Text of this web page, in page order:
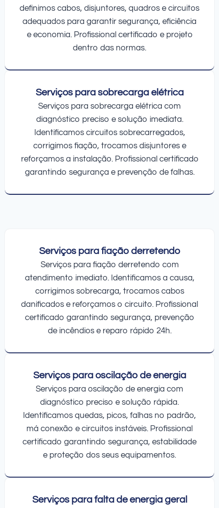
definimos cabos, disjuntores, quadros e circuitos
adequados para garantir segurança, eficiência
e economia. Profissional certificado e projeto
dentro das normas.
Serviços para sobrecarga elétrica
Serviços para sobrecarga elétrica com
diagnóstico preciso e solução imediata.
Identificamos circuitos sobrecarregados,
corrigimos fiação, trocamos disjuntores e
reforçamos a instalação. Profissional certificado
garantindo segurança e prevenção de falhas.
Serviços para fiação derretendo
Serviços para fiação derretendo com
atendimento imediato. Identificamos a causa,
corrigimos sobrecarga, trocamos cabos
danificados e reforçamos o circuito. Profissional
certificado garantindo segurança, prevenção
de incêndios e reparo rápido 24h.
Serviços para oscilação de energia
Serviços para oscilação de energia com
diagnóstico preciso e solução rápida.
Identificamos quedas, picos, falhas no padrão,
má conexão e circuitos instáveis. Profissional
certificado garantindo segurança, estabilidade
e proteção dos seus equipamentos.
Serviços para falta de energia geral